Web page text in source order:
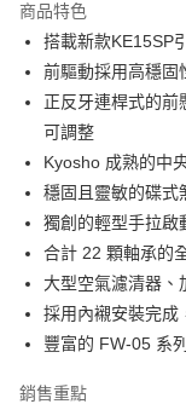
合作金庫商業銀行
華南商業銀行
上海商業儲蓄銀行
國泰世華商業銀行
臺灣中小企業銀行
匯豐（台灣）商業銀行
聯邦商業銀行
元大商業銀行
玉山商業銀行
台新國際商業銀行
台灣樂天信用卡公司
6 期 0 利率 每期
華南商業銀行
上海商業儲蓄銀行
國泰世華商業銀行
臺灣中小企業銀行
匯豐（台灣）商業銀
聯邦商業銀行
元大商業銀行
玉山商業銀行
台新國際商業銀行
台灣樂天信用卡公司
LINE Pay
Apple Pay
街口支付
悠遊付
Google Pay
全盈+PAY
ATM付款
運送方式
商品特色
搭載新款KE15SP
前驅動採用高穩固
正反牙連桿式的前
可調整
Kyosho 成熟的中
穩固且靈敏的碟式
獨創的輕型手拉啟
合計 22 顆軸承的
大型空氣濾清器、
採用內襯安裝完成
豐富的 FW-05 系
銷售重點